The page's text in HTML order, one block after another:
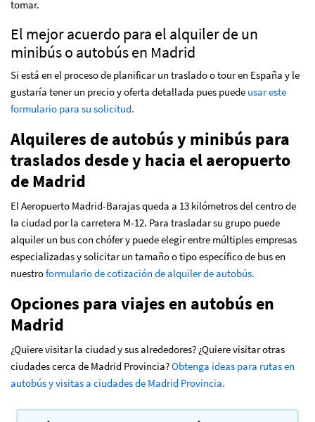
tomar.
El mejor acuerdo para el alquiler de un
minibús o autobús en Madrid
Si está en el proceso de planificar un traslado o tour en España y le
gustaría tener un precio y oferta detallada pues puede usar este
formulario para su solicitud.
Alquileres de autobús y minibús para
traslados desde y hacia el aeropuerto
de Madrid
El Aeropuerto Madrid-Barajas queda a 13 kilómetros del centro de
la ciudad por la carretera M-12. Para trasladar su grupo puede
alquiler un bus con chófer y puede elegir entre múltiples empresas
especializadas y solicitar un tamaño o tipo específico de bus en
nuestroformulario de cotización de alquiler de autobús.
Opciones para viajes en autobús en
Madrid
¿Quiere visitar la ciudad y sus alrededores? ¿Quiere visitar otras
ciudades cerca de Madrid Provincia?Obtenga ideas para rutas en
autobús y visitas a ciudades de Madrid Provincia.